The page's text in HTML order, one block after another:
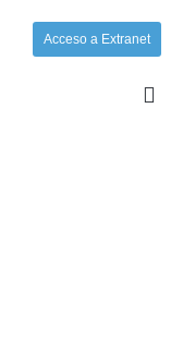
Acceso a Extranet